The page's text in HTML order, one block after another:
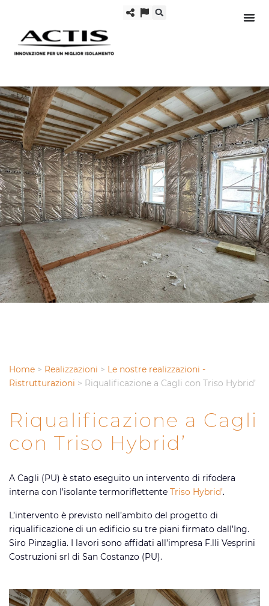
Home > Realizzazioni > Le nostre realizzazioni -
Ristrutturazioni > Riqualificazione a Cagli con Triso Hybrid’
Riqualificazione a Cagli
con Triso Hybrid’
A Cagli (PU) è stato eseguito un intervento di rifodera
interna con l’isolante termoriflettente Triso Hybrid’.
L’intervento è previsto nell’ambito del progetto di
riqualificazione di un edificio su tre piani firmato dall’Ing.
Siro Pinzaglia. I lavori sono affidati all’impresa F.lli Vesprini
Costruzioni srl di San Costanzo (PU).